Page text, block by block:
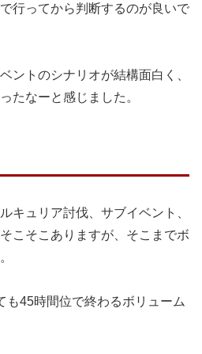
行ってから判断するのが良いで
ントのシナリオが結構面白く、
たなーと感じました。
キュリア討伐、サブイベント、
こそこありますが、そこまでボ
も45時間位で終わるボリューム